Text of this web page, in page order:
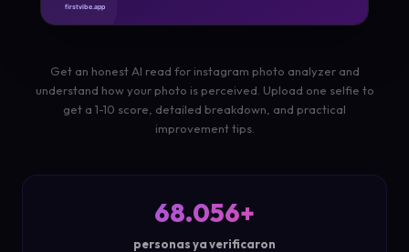
Get an honest AI read for instagram photo analyzer and
understand how your photo is perceived. Upload one selfie to
get a 1-10 score, detailed breakdown, and practical
improvement tips.
68.056+
personas ya verificaron